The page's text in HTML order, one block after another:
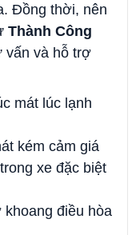
Đồng thời, nên
Thành Công
vấn và hỗ trợ
mát lúc lạnh
kém cảm giá
xe đặc biệt
điều hòa